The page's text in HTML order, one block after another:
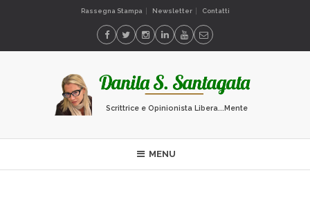
Rassegna Stampa Newsletter Contatti
Scrittrice e Opinionista Libera...Mente
MENU